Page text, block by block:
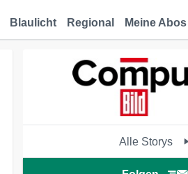
Blaulicht Regional Meine Abos
Alle Storys